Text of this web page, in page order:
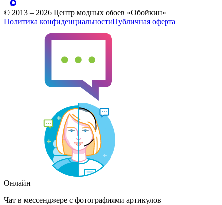
© 2013 – 2026 Центр модных обоев «Обойкин»
Политика конфиденциальностиПубличная оферта
Онлайн
Чат в мессенджере с фотографиями артикулов